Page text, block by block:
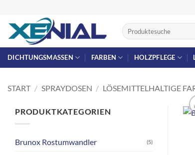
springen
Suchen
nach:
DICHTUNGSMASSEN FARBEN HOLZPFLEGE
START / SPRAYDOSEN / LÖSEMITTELHALTIGE
PRODUKTKATEGORIEN
Brunox Rostumwandler (5)